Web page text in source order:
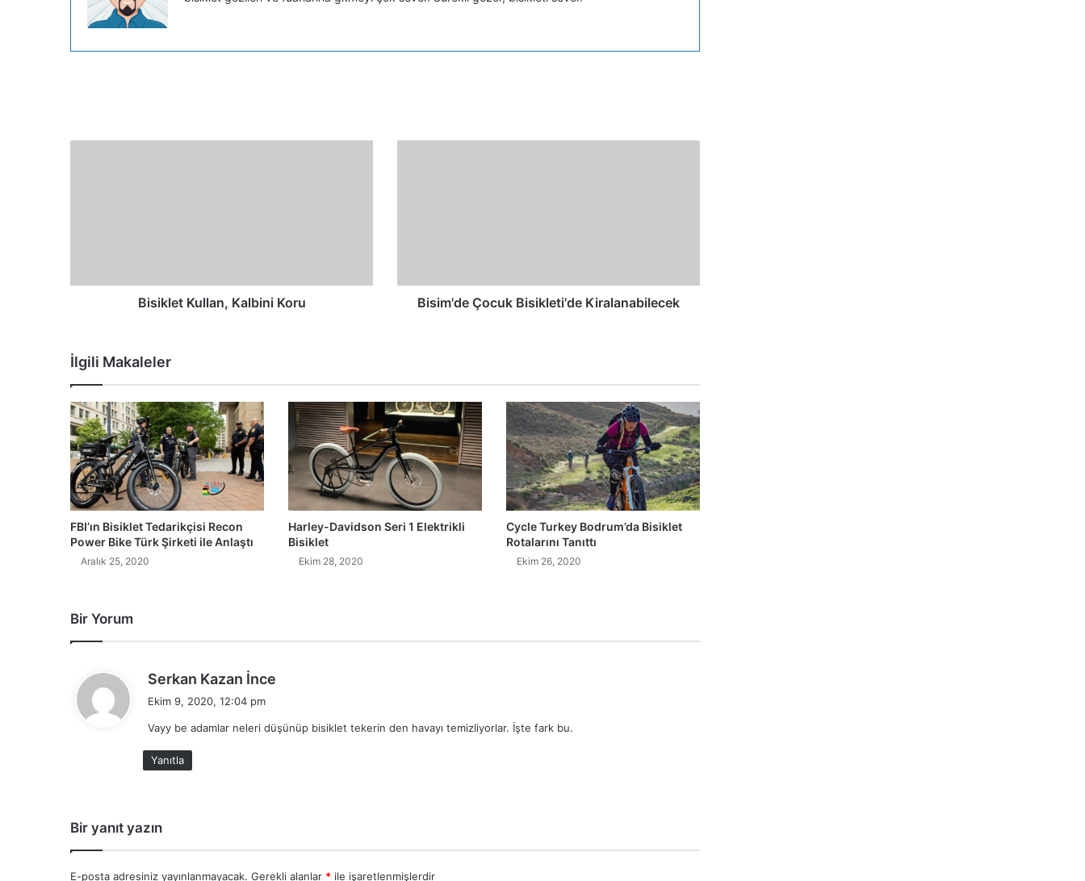
Bisiklet Kullan, Kalbini Koru Bisim'de Çocuk Bisikleti'de Kiralanabilecek
İlgili Makaleler
FBI’ın Bisiklet Tedarikçisi Recon
Power Bike Türk Şirketi ile Anlaştı
Aralık 25, 2020
Harley-Davidson Seri 1 Elektrikli
Bisiklet
Ekim 28, 2020
Cycle Turkey Bodrum’da Bisiklet
Rotalarını Tanıttı
Ekim 26, 2020
Bir Yorum
Serkan Kazan İnce
i
Ekim 9, 2020, 12:04 pm
Vayy be adamlar neleri düşünüp bisiklet tekerin den havayı temizliyorlar. İşte fark bu.
Yanıtla
Bir yanıt yazın
E-posta adresiniz yayınlanmayacak. Gerekli alanlar * ile işaretlenmişlerdir